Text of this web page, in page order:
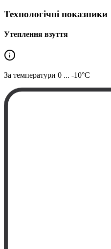
Технологічні показники
Утеплення взуття
За температури 0 ... -10°C